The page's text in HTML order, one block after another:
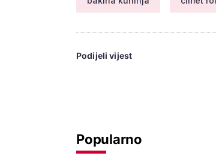
Podijeli vijest
Popularno